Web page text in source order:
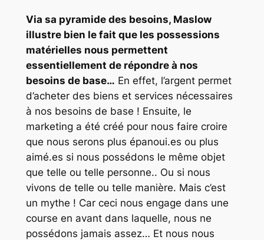
Via sa pyramide des besoins, Maslow
illustre bien le fait que les possessions
matérielles nous permettent
essentiellement de répondre à nos
besoins de base… En effet, l’argent permet
d’acheter des biens et services nécessaires
à nos besoins de base ! Ensuite, le
marketing a été créé pour nous faire croire
que nous serons plus épanoui.es ou plus
aimé.es si nous possédons le même objet
que telle ou telle personne.. Ou si nous
vivons de telle ou telle manière. Mais c’est
un mythe ! Car ceci nous engage dans une
course en avant dans laquelle, nous ne
possédons jamais assez… Et nous nous